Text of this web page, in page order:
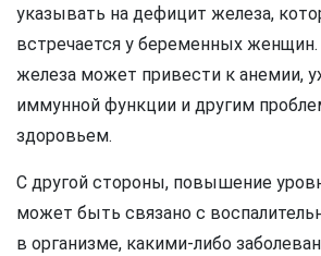
указывать на дефицит железа,
встречается у беременных
железа может привести к анемии,
иммунной функции и другим
здоровьем.
С другой стороны, повышение
может быть связано с
в организме, какими-либо